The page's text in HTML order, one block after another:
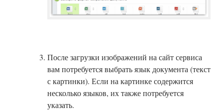
После загрузки изображений на сайт сервиса
вам потребуется выбрать язык документа (текст
с картинки). Если на картинке содержится
несколько языков, их также потребуется
указать.